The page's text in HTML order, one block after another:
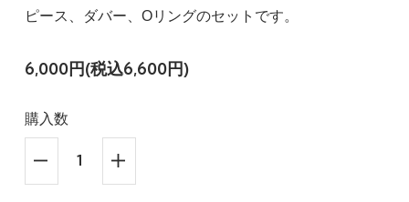
ピース、ダバー、Oリングのセットです。
6,000円(税込6,600円)
購入数